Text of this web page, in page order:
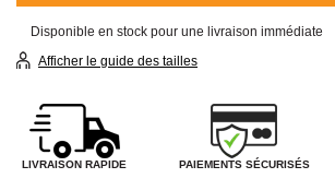
Disponible en stock pour une livraison immédiate
Afficher le guide des tailles
LIVRAISON RAPIDE PAIEMENTS SÉCURISÉS